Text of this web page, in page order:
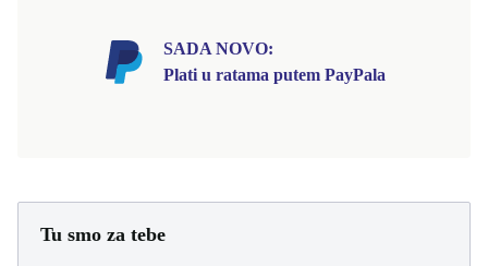
SADA NOVO:
Plati u ratama putem PayPala
Tu smo za tebe